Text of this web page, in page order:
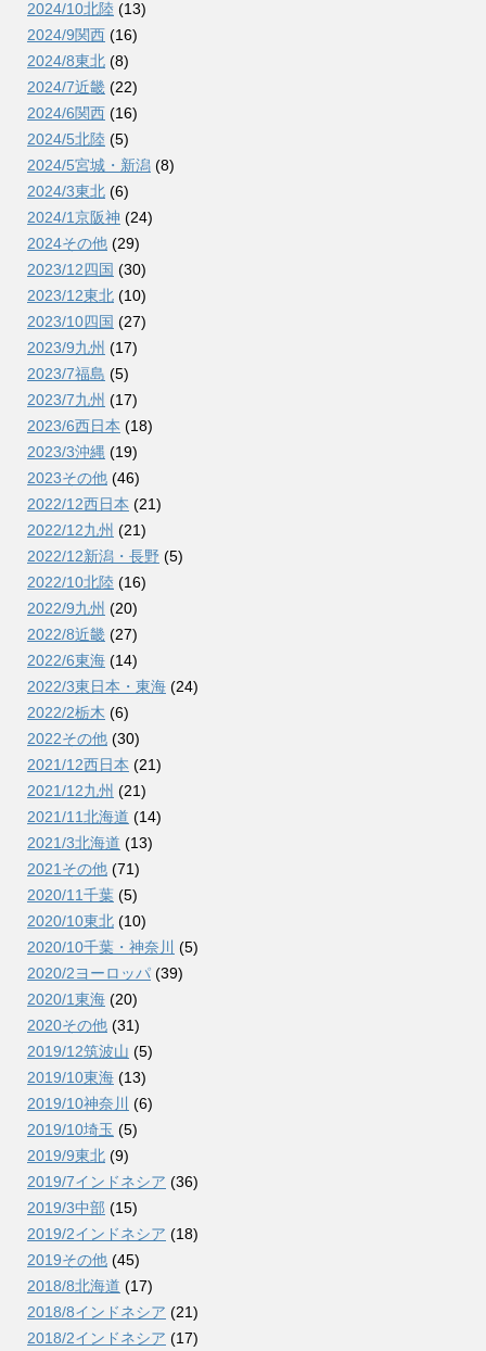
2024/10北陸 (13)
2024/9関西 (16)
2024/8東北 (8)
2024/7近畿 (22)
2024/6関西 (16)
2024/5北陸 (5)
2024/5宮城・新潟 (8)
2024/3東北 (6)
2024/1京阪神 (24)
2024その他 (29)
2023/12四国 (30)
2023/12東北 (10)
2023/10四国 (27)
2023/9九州 (17)
2023/7福島 (5)
2023/7九州 (17)
2023/6西日本 (18)
2023/3沖縄 (19)
2023その他 (46)
2022/12西日本 (21)
2022/12九州 (21)
2022/12新潟・長野 (5)
2022/10北陸 (16)
2022/9九州 (20)
2022/8近畿 (27)
2022/6東海 (14)
2022/3東日本・東海 (24)
2022/2栃木 (6)
2022その他 (30)
2021/12西日本 (21)
2021/12九州 (21)
2021/11北海道 (14)
2021/3北海道 (13)
2021その他 (71)
2020/11千葉 (5)
2020/10東北 (10)
2020/10千葉・神奈川
(5)
2020/2ヨーロッパ (39)
2020/1東海 (20)
2020その他 (31)
2019/12筑波山 (5)
2019/10東海 (13)
2019/10神奈川
(6)
2019/10埼玉 (5)
2019/9東北 (9)
2019/7インドネシア (36)
2019/3中部 (15)
2019/2インドネシア (18)
2019その他 (45)
2018/8北海道 (17)
2018/8インドネシア (21)
2018/2インドネシア (17)